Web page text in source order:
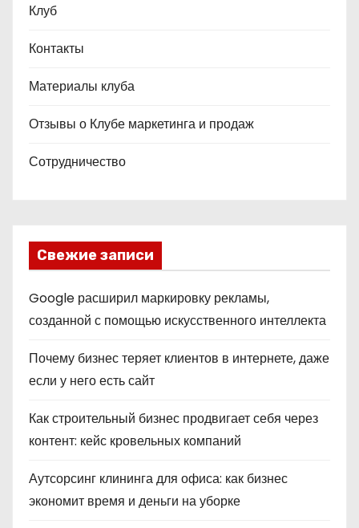
Клуб
Контакты
Материалы клуба
Отзывы о Клубе маркетинга и продаж
Сотрудничество
Свежие записи
Google расширил маркировку рекламы,
созданной с помощью искусственного интеллекта
Почему бизнес теряет клиентов в интернете, даже
если у него есть сайт
Как строительный бизнес продвигает себя через
контент: кейс кровельных компаний
Аутсорсинг клининга для офиса: как бизнес
экономит время и деньги на уборке